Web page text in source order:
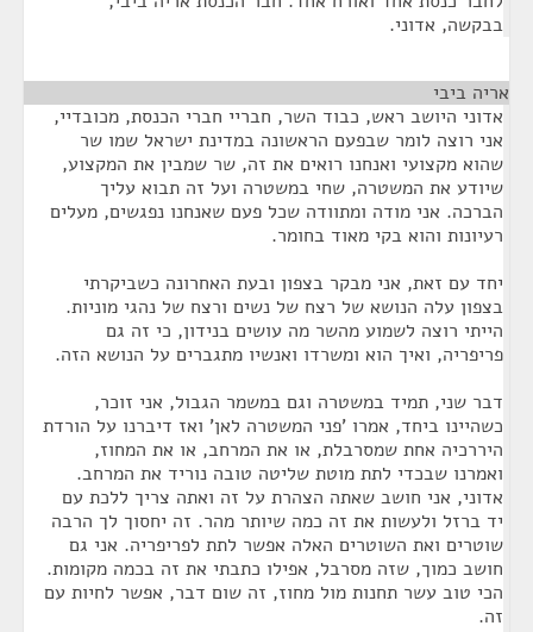
בבקשה, אדוני.
אריה ביבי
אדוני היושב ראש, כבוד השר, חבריי חברי הכנסת, מכובדיי,
אני רוצה לומר שבפעם הראשונה במדינת ישראל שמו שר
שהוא מקצועי ואנחנו רואים את זה, שר שמבין את המקצוע,
שיודע את המשטרה, שחי במשטרה ועל זה תבוא עליך
הברכה. אני מודה ומתוודה שכל פעם שאנחנו נפגשים, מעלים
רעיונות והוא בקי מאוד בחומר.
יחד עם זאת, אני מבקר בצפון ובעת האחרונה כשביקרתי
בצפון עלה הנושא של רצח של נשים ורצח של נהגי מוניות.
הייתי רוצה לשמוע מהשר מה עושים בנידון, כי זה גם
פריפריה, ואיך הוא ומשרדו ואנשיו מתגברים על הנושא הזה.
דבר שני, תמיד במשטרה וגם במשמר הגבול, אני זוכר,
כשהיינו ביחד, אמרו 'פני המשטרה לאן' ואז דיברנו על הורדת
היררכיה אחת שמסרבלת, או את המרחב, או את המחוז,
ואמרנו שבכדי לתת מוטת שליטה טובה נוריד את המרחב.
אדוני, אני חושב שאתה הצהרת על זה ואתה צריך ללכת עם
יד ברזל ולעשות את זה כמה שיותר מהר. זה יחסוך לך הרבה
שוטרים ואת השוטרים האלה אפשר לתת לפריפריה. אני גם
חושב כמוך, שזה מסרבל, אפילו כתבתי את זה בכמה מקומות.
הכי טוב עשר תחנות מול מחוז, זה שום דבר, אפשר לחיות עם
זה.